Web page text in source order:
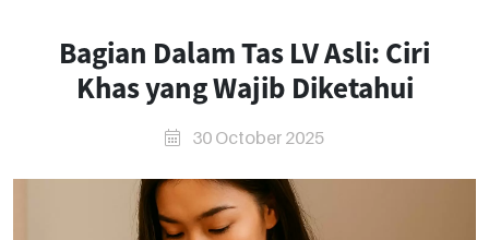
Bagian Dalam Tas LV Asli: Ciri
Khas yang Wajib Diketahui
30 October 2025